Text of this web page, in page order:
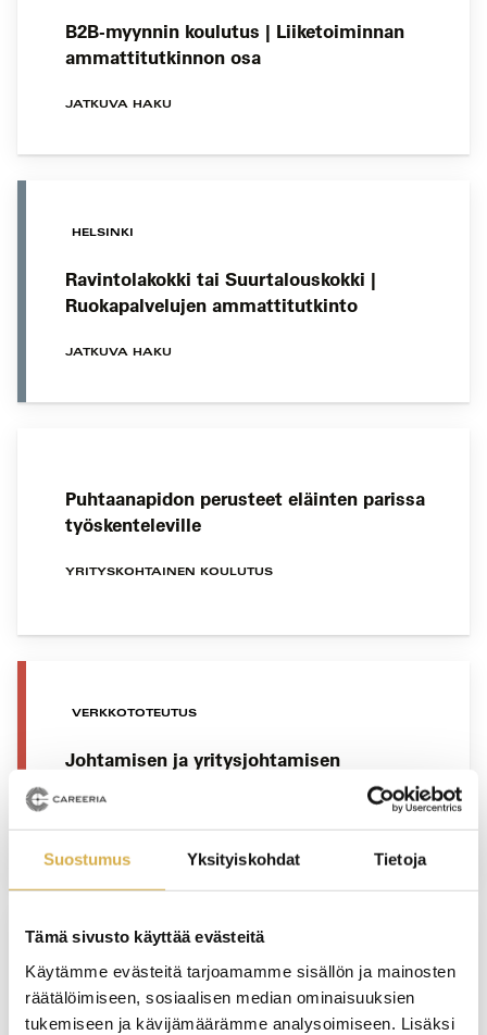
Suostumus Yksityiskohdat Tietoja
Tämä sivusto käyttää evästeitä
Käytämme evästeitä tarjoamamme sisällön ja mainosten
räätälöimiseen, sosiaalisen median ominaisuuksien
tukemiseen ja kävijämäärämme analysoimiseen. Lisäksi
B2B-myynnin koulutus | Liiketoiminnan
ammattitutkinnon osa
JATKUVA HAKU
HELSINKI
Ravintolakokki tai Suurtalouskokki |
Ruokapalvelujen ammattitutkinto
JATKUVA HAKU
Puhtaanapidon perusteet eläinten parissa
työskenteleville
YRITYSKOHTAINEN KOULUTUS
VERKKOTOTEUTUS
Johtamisen ja yritysjohtamisen
JATKUVA HAKU
Kuljetuspalvelujen osaamisala |